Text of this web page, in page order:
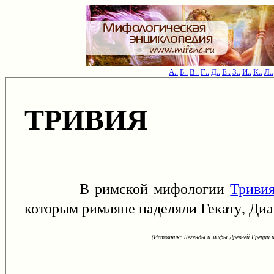
А..Б..В..Г..Д..Е..З..И..К..Л..
ТРИВИЯ
В римской мифологии
которым римляне наделяли Гекату,
(Источник: Легенды и мифы Древней